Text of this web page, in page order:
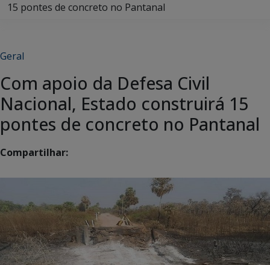
15 pontes de concreto no Pantanal
Geral
Com apoio da Defesa Civil
Nacional, Estado construirá 15
pontes de concreto no Pantanal
Compartilhar: